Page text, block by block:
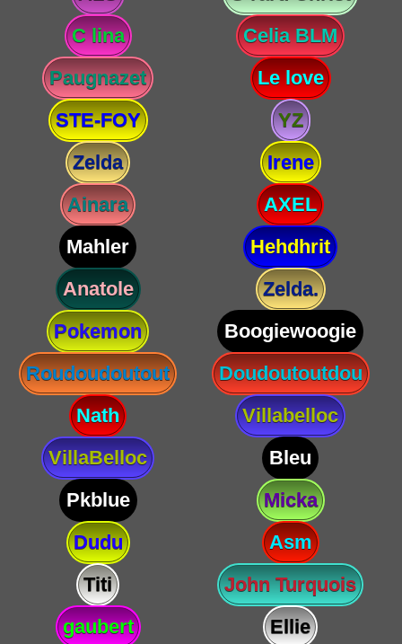
C lina
Celia BLM
Paugnazet
Le love
STE-FOY
YZ
Zelda
Irene
Ainara
AXEL
Mahler
Hehdhrit
Anatole
Zelda.
Pokemon
Boogiewoogie
Roudoudoutout
Doudoutoutdou
Nath
Villabelloc
VillaBelloc
Bleu
Pkblue
Micka
Dudu
Asm
Titi
John Turquois
gaubert
Ellie